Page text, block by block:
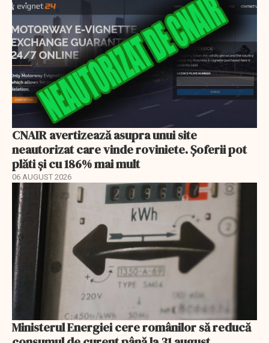
CNAIR avertizează asupra unui site
neautorizat care vinde roviniete. Șoferii pot
plăti și cu 186% mai mult
06 AUGUST 2026
Ministerul Energiei cere românilor să reducă